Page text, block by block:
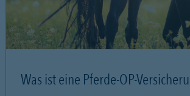
Was ist eine Pferde-OP-